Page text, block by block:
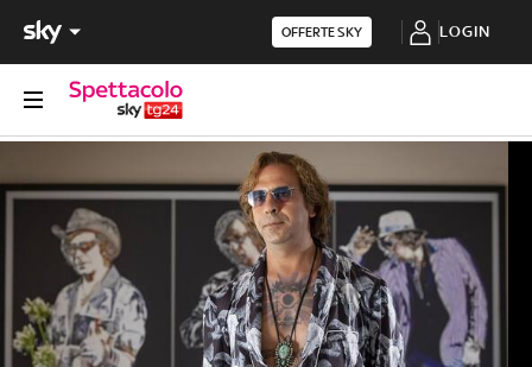
OFFERTE SKY LOGIN